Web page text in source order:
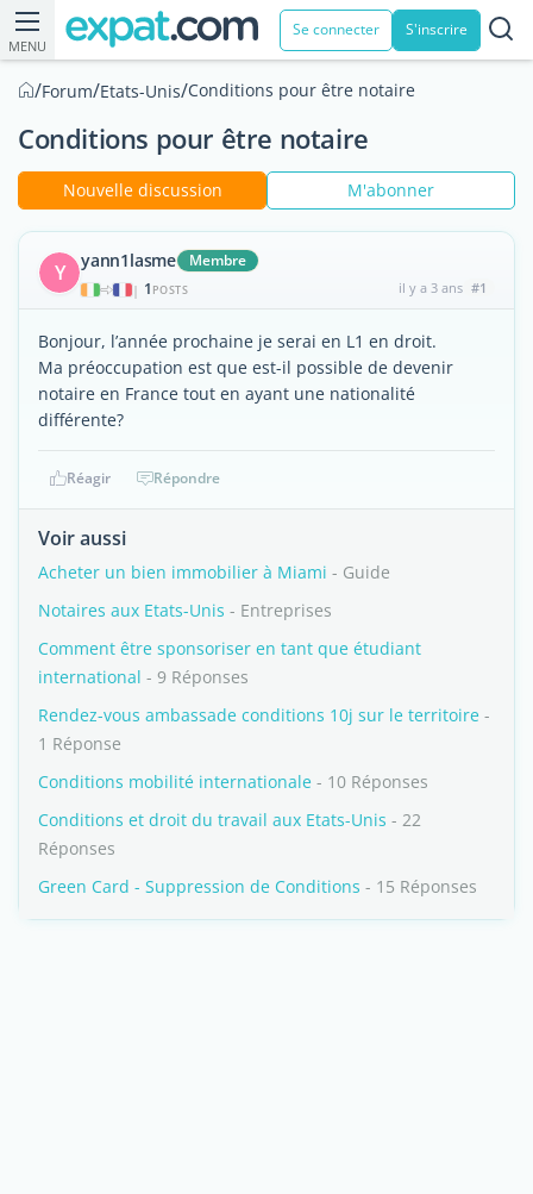
MENU
Se connecter S'inscrire
/Forum/Etats-Unis/Conditions pour être notaire
Conditions pour être notaire
Nouvelle discussion M'abonner
Y yann1lasme Membre
| 1 POSTS il y a 3 ans #1
Bonjour, l’année prochaine je serai en L1 en droit.
Ma préoccupation est que est-il possible de devenir
notaire en France tout en ayant une nationalité
différente?
Réagir Répondre
Voir aussi
Acheter un bien immobilier à Miami - Guide
Notaires aux Etats-Unis - Entreprises
Comment être sponsoriser en tant que étudiant
international - 9 Réponses
Rendez-vous ambassade conditions 10j sur le territoire -
1 Réponse
Conditions mobilité internationale - 10 Réponses
Conditions et droit du travail aux Etats-Unis - 22
Réponses
Green Card - Suppression de Conditions - 15 Réponses